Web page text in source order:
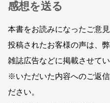
感想を送る
本書をお読みになったご意
投稿されたお客様の声は、
雑誌広告などに掲載させて
※いただいた内容へのご返
ださい。